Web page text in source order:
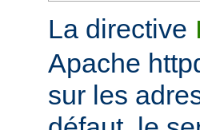
La directive
Apache
sur les